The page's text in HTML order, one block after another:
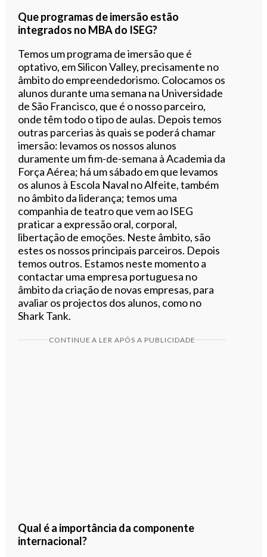
Que programas de imersão estão
integrados no MBA do ISEG?
Temos um programa de imersão que é
optativo, em Silicon Valley, precisamente no
âmbito do empreendedorismo. Colocamos os
alunos durante uma semana na Universidade
de São Francisco, que é o nosso parceiro,
onde têm todo o tipo de aulas. Depois temos
outras parcerias às quais se poderá chamar
imersão: levamos os nossos alunos
duramente um fim-de-semana à Academia da
Força Aérea; há um sábado em que levamos
os alunos à Escola Naval no Alfeite, também
no âmbito da liderança; temos uma
companhia de teatro que vem ao ISEG
praticar a expressão oral, corporal,
libertação de emoções. Neste âmbito, são
estes os nossos principais parceiros. Depois
temos outros. Estamos neste momento a
contactar uma empresa portuguesa no
âmbito da criação de novas empresas, para
avaliar os projectos dos alunos, como no
Shark Tank.
CONTINUE A LER APÓS A PUBLICIDADE
Qual é a importância da componente
internacional?